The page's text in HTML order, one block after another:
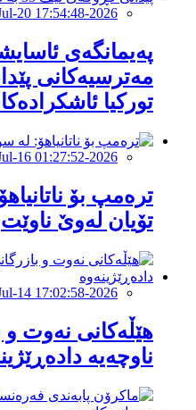
2026-Jul-20 17:54:48
پەیمانگەی
توركیا
2026-Jul-16 01:27:52
ترەمپ بۆ
تۆیان لەوێ ناوێت
2026-Jul-14 17:02:58
هێڵەکانى نەوت
ناوچەیە